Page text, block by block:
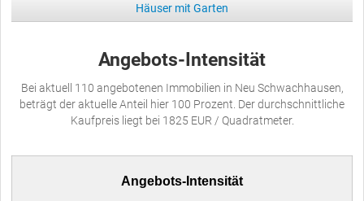
Häuser mit Garten
Angebots-Intensität
Bei aktuell 110 angebotenen Immobilien in Neu Schwachhausen,
beträgt der aktuelle Anteil hier 100 Prozent. Der durchschnittliche
Kaufpreis liegt bei 1825 EUR / Quadratmeter.
Angebots-Intensität